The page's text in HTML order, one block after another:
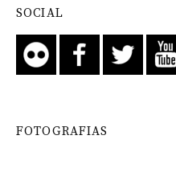
SOCIAL
FOTOGRAFIAS